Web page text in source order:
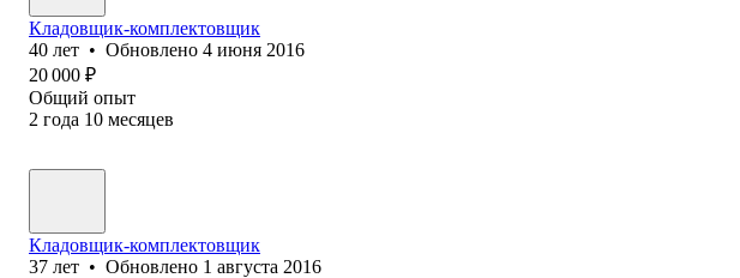
Кладовщик-комплектовщик
40 лет • Обновлено 4 июня 2016
20 000 ₽
Общий опыт
2 года 10 месяцев
Кладовщик-комплектовщик
37 лет • Обновлено 1 августа 2016